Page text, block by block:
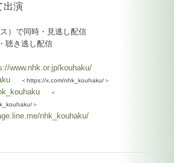
出演
）で同時・見逃し配信
聴き逃し配信
www.nhk.or.jp/kouhaku/
＜https://x.com/nhk_kouhaku/＞
＜
＞
nhk_kouhaku/